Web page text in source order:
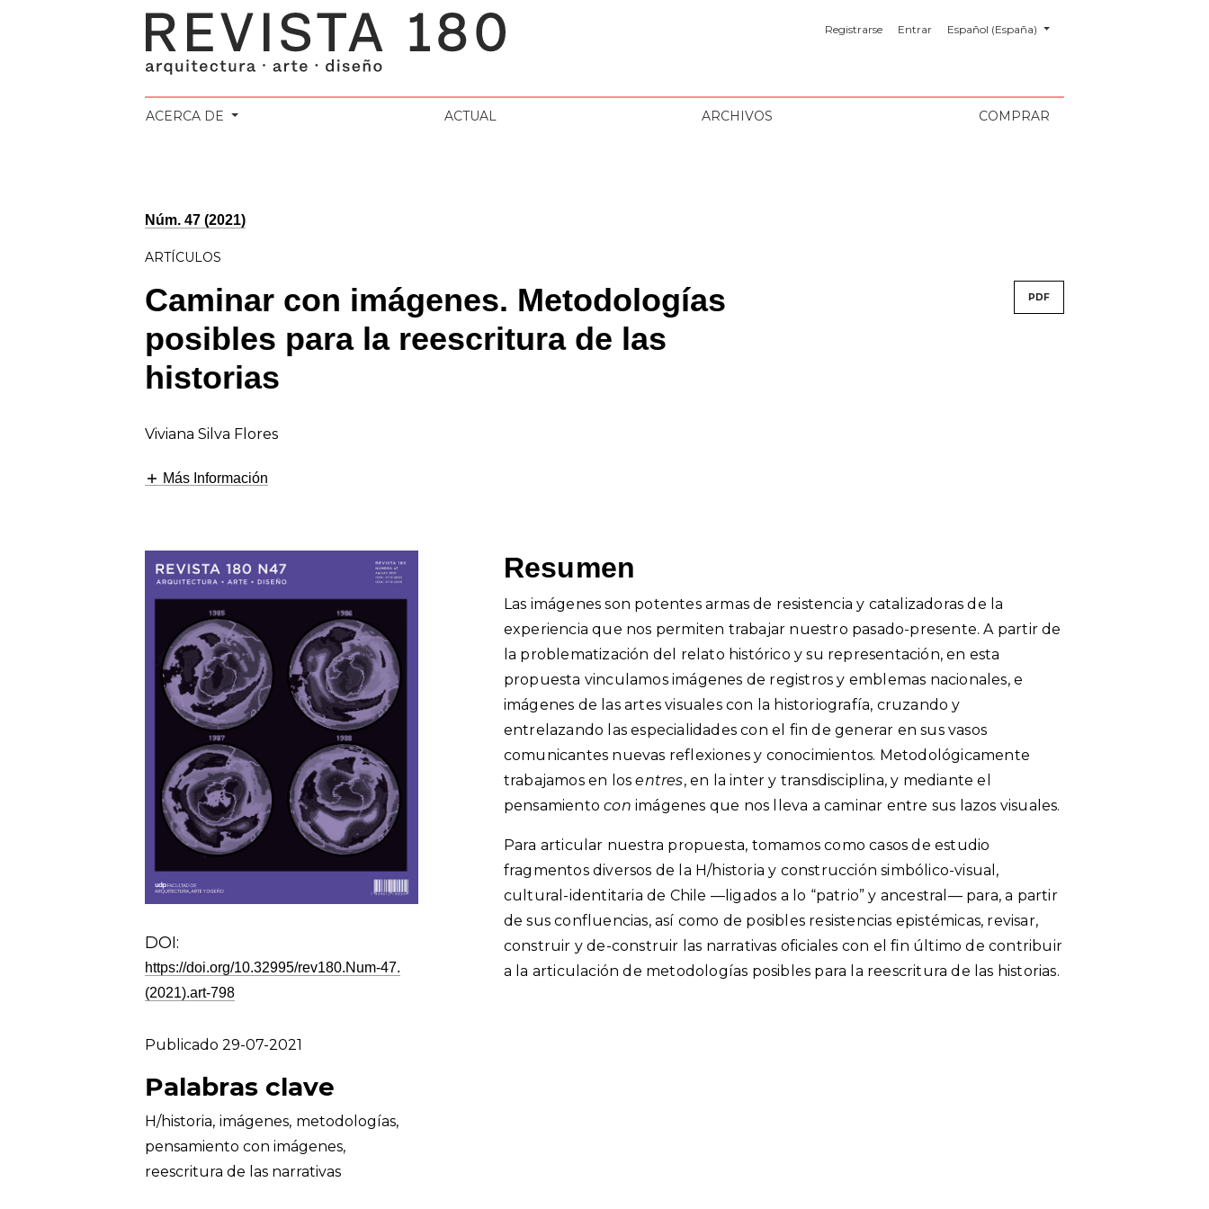
Registrarse Entrar Español (España)
ACERCA DE ACTUAL ARCHIVOS COMPRAR
Núm. 47 (2021)
ARTÍCULOS
Caminar con imágenes. Metodologías
posibles para la reescritura de las
historias
PDF
Viviana Silva Flores
Más Información
DOI:
https://doi.org/10.32995/rev180.Num-47.
(2021).art-798
Publicado 29-07-2021
Palabras clave
H/historia, imágenes, metodologías,
pensamiento con imágenes,
reescritura de las narrativas
Resumen
Las imágenes son potentes armas de resistencia y catalizadoras de la
experiencia que nos permiten trabajar nuestro pasado-presente. A partir de
la problematización del relato histórico y su representación, en esta
propuesta vinculamos imágenes de registros y emblemas nacionales, e
imágenes de las artes visuales con la historiografía, cruzando y
entrelazando las especialidades con el fin de generar en sus vasos
comunicantes nuevas reflexiones y conocimientos. Metodológicamente
trabajamos en losentres, en la inter y transdisciplina, y mediante el
pensamientocon imágenes que nos lleva a caminar entre sus lazos visuales.
Para articular nuestra propuesta, tomamos como casos de estudio
fragmentos diversos de la H/historia y construcción simbólico-visual,
cultural-identitaria de Chile —ligados a lo “patrio” y ancestral— para, a partir
de sus confluencias, así como de posibles resistencias epistémicas, revisar,
construir y de-construir las narrativas oficiales con el fin último de contribuir
a la articulación de metodologías posibles para la reescritura de las historias.